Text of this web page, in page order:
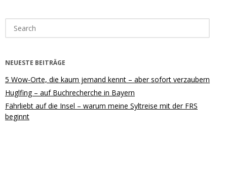
for:
NEUESTE BEITRÄGE
5 Wow-Orte, die kaum jemand kennt – aber sofort verzaubern
Huglfing – auf Buchrecherche in Bayern
Fährliebt auf die Insel – warum meine Syltreise mit der FRS
beginnt